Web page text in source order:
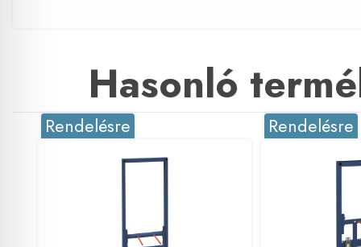
Hasonló
Rendelésre Rendelésre